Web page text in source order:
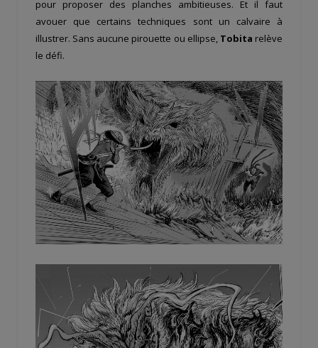
pour proposer des planches ambitieuses. Et il faut
avouer que certains techniques sont un calvaire à
illustrer. Sans aucune pirouette ou ellipse, Tobita relève
le défi.